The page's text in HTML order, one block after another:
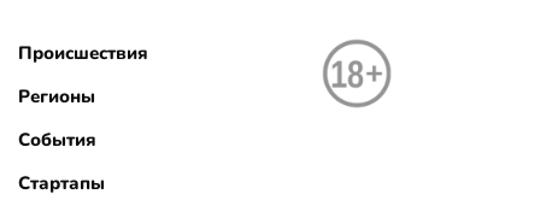
Происшествия
Регионы
События
Стартапы